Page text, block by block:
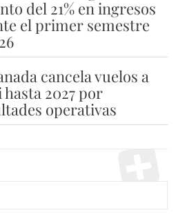
del 21% en ingresos
el primer semestre
cancela vuelos a
hasta 2027 por
operativas